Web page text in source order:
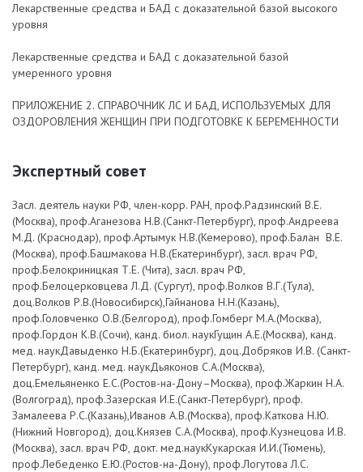
Лекарственные средства и БАД с доказательной базой высокого
уровня
Лекарственные средства и БАД с доказательной базой
умеренного уровня
ПРИЛОЖЕНИЕ 2. СПРАВОЧНИК ЛС И БАД, ИСПОЛЬЗУЕМЫХ ДЛЯ
ОЗДОРОВЛЕНИЯ ЖЕНЩИН ПРИ ПОДГОТОВКЕ К БЕРЕМЕННОСТИ
Экспертный совет
Засл. деятель науки РФ, член-корр. РАН, проф.Радзинский В.Е.
(Москва), проф.Аганезова Н.В.(Санкт-Петербург), проф.Андреева
М.Д. (Краснодар), проф.Артымук Н.В.(Кемерово), проф.Балан В.Е.
(Москва), проф.Башмакова Н.В.(Екатеринбург), засл. врач РФ,
проф.Белокриницкая Т.Е. (Чита), засл. врач РФ,
проф.Белоцерковцева Л.Д. (Сургут), проф.Волков В.Г.(Тула),
доц.Волков Р.В.(Новосибирск),Гайнанова Н.Н.(Казань),
проф.Головченко О.В.(Белгород), проф.Гомберг М.А.(Москва),
проф.Гордон К.В.(Сочи), канд. биол. наукГущин А.Е.(Москва), канд.
мед. наукДавыденко Н.Б.(Екатеринбург), доц.Добряков И.В. (Санкт-
Петербург), канд. мед. наукДьяконов С.А.(Москва),
доц.Емельяненко Е.С.(Ростов-на-Дону–Москва), проф.Жаркин Н.А.
(Волгоград), проф.Зазерская И.Е.(Санкт-Петербург), проф.
Замалеева Р.С.(Казань),Иванов А.В.(Москва), проф.Каткова Н.Ю.
(Нижний Новгород), доц.Князев С.А.(Москва), проф.Кузнецова И.В.
(Москва), засл. врач РФ, докт. мед.наукКукарская И.И.(Тюмень),
проф.Лебеденко Е.Ю.(Ростов-на-Дону), проф.Логутова Л.С.